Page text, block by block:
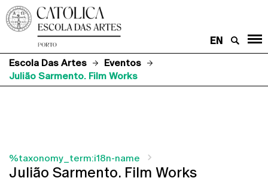
EN
Escola Das Artes
Eventos
Julião Sarmento. Film Works
%taxonomy_term:i18n-name
Julião Sarmento. Film Works